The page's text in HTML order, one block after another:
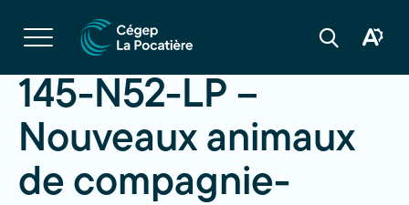
Ouvrir
la
navigation
site
Ouvrir
Ouvrir
145-N52-LP –
Nouveaux animaux
de compagnie-